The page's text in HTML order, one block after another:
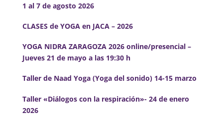
1 al 7 de agosto 2026
CLASES de YOGA en JACA – 2026
YOGA NIDRA ZARAGOZA 2026 online/presencial –
Jueves 21 de mayo a las 19:30 h
Taller de Naad Yoga (Yoga del sonido) 14-15 marzo
Taller «Diálogos con la respiración»- 24 de enero
2026